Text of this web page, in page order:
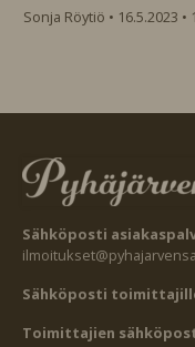
Sonja Röytiö 16.5.2023
Sähköposti
Sähköposti
Toimittajien